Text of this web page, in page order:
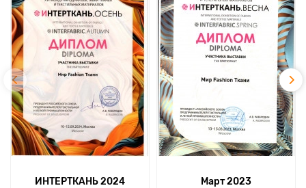
ИНТЕРТКАНЬ 2024 Март 2023